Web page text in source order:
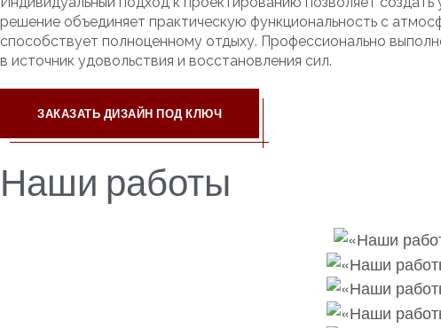
решение объединяет практическую функциональность с
способствует полноценному отдыху. Профессионально
в источник удовольствия и восстановления сил.
ЗАКАЗАТЬ ДИЗАЙН ПОД КЛЮЧ
Наши работы